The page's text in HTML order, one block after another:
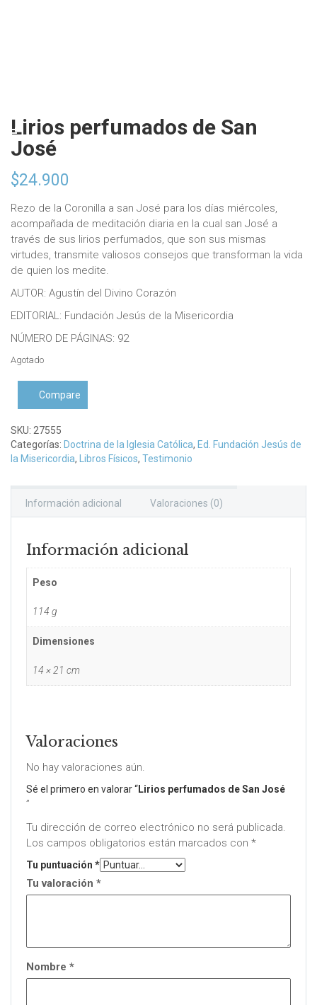
Lirios perfumados de San
José
$24.900
Rezo de la Coronilla a san José para los días miércoles,
acompañada de meditación diaria en la cual san José a
través de sus lirios perfumados, que son sus mismas
virtudes, transmite valiosos consejos que transforman la vida
de quien los medite.
AUTOR: Agustín del Divino Corazón
EDITORIAL: Fundación Jesús de la Misericordia
NÚMERO DE PÁGINAS: 92
Agotado
Compare
SKU: 27555
Categorías: Doctrina de la Iglesia Católica, Ed. Fundación Jesús de
la Misericordia, Libros Físicos, Testimonio
Información adicional Valoraciones (0)
Información adicional
Peso
114 g
Dimensiones
14 × 21 cm
Valoraciones
No hay valoraciones aún.
Sé el primero en valorar “Lirios perfumados de San José
”
Tu dirección de correo electrónico no será publicada.
Los campos obligatorios están marcados con *
Tu puntuación *
Tu valoración *
Nombre *